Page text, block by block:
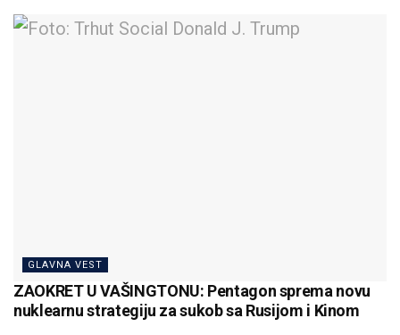
GLAVNA VEST
ZAOKRET U VAŠINGTONU: Pentagon sprema novu
nuklearnu strategiju za sukob sa Rusijom i Kinom